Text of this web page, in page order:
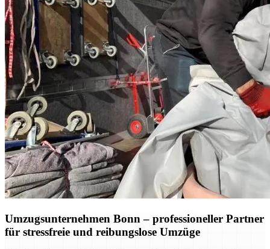
Umzugsunternehmen Bonn – professioneller Partner
für stressfreie und reibungslose Umzüge